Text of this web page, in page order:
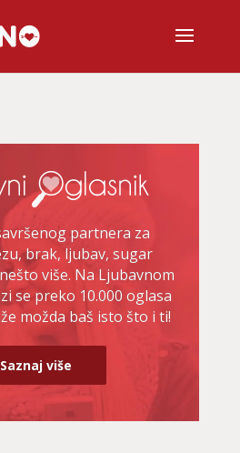
partnera za
brak, ljubav, sugar
više. Na Ljubavnom
se preko 10.000 oglasa
možda baš isto što i ti!
Saznaj više